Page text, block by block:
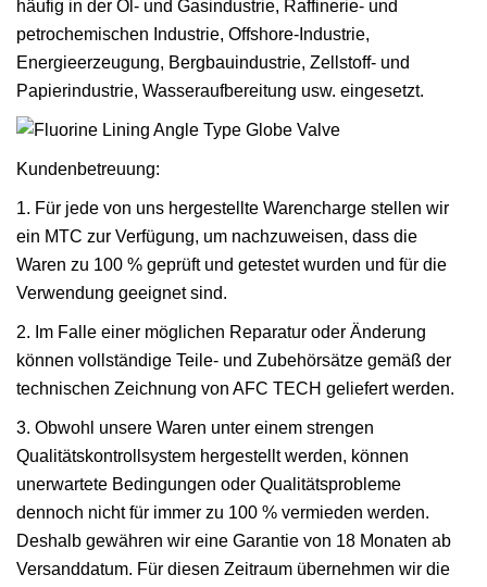
häufig in der Öl- und Gasindustrie, Raffinerie- und
petrochemischen Industrie, Offshore-Industrie,
Energieerzeugung, Bergbauindustrie, Zellstoff- und
Papierindustrie, Wasseraufbereitung usw. eingesetzt.
Kundenbetreuung:
1. Für jede von uns hergestellte Warencharge stellen wir
ein MTC zur Verfügung, um nachzuweisen, dass die
Waren zu 100 % geprüft und getestet wurden und für die
Verwendung geeignet sind.
2. Im Falle einer möglichen Reparatur oder Änderung
können vollständige Teile- und Zubehörsätze gemäß der
technischen Zeichnung von AFC TECH geliefert werden.
3. Obwohl unsere Waren unter einem strengen
Qualitätskontrollsystem hergestellt werden, können
unerwartete Bedingungen oder Qualitätsprobleme
dennoch nicht für immer zu 100 % vermieden werden.
Deshalb gewähren wir eine Garantie von 18 Monaten ab
Versanddatum. Für diesen Zeitraum übernehmen wir die